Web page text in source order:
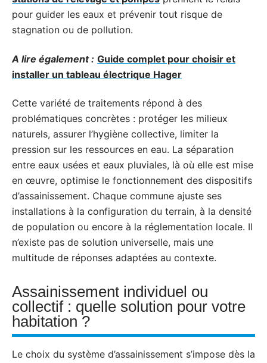
pour guider les eaux et prévenir tout risque de
stagnation ou de pollution.
A lire également : Guide complet pour choisir et
installer un tableau électrique Hager
Cette variété de traitements répond à des
problématiques concrètes : protéger les milieux
naturels, assurer l’hygiène collective, limiter la
pression sur les ressources en eau. La séparation
entre eaux usées et eaux pluviales, là où elle est mise
en œuvre, optimise le fonctionnement des dispositifs
d’assainissement. Chaque commune ajuste ses
installations à la configuration du terrain, à la densité
de population ou encore à la réglementation locale. Il
n’existe pas de solution universelle, mais une
multitude de réponses adaptées au contexte.
Assainissement individuel ou
collectif : quelle solution pour votre
habitation ?
Le choix du système d’assainissement s’impose dès la